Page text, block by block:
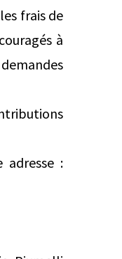
frais de
à
adresse :